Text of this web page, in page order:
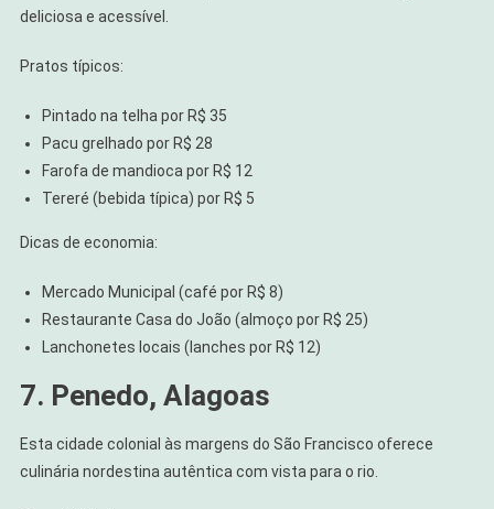
deliciosa e acessível.
Pratos típicos:
Pintado na telha por R$ 35
Pacu grelhado por R$ 28
Farofa de mandioca por R$ 12
Tereré (bebida típica) por R$ 5
Dicas de economia:
Mercado Municipal (café por R$ 8)
Restaurante Casa do João (almoço por R$ 25)
Lanchonetes locais (lanches por R$ 12)
7. Penedo, Alagoas
Esta cidade colonial às margens do São Francisco oferece
culinária nordestina autêntica com vista para o rio.